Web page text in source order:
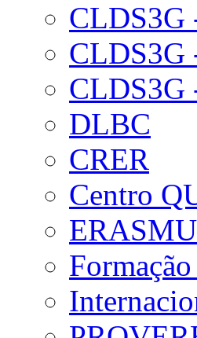
CLDS3G
CLDS3G
DLBC
CRER
Centro